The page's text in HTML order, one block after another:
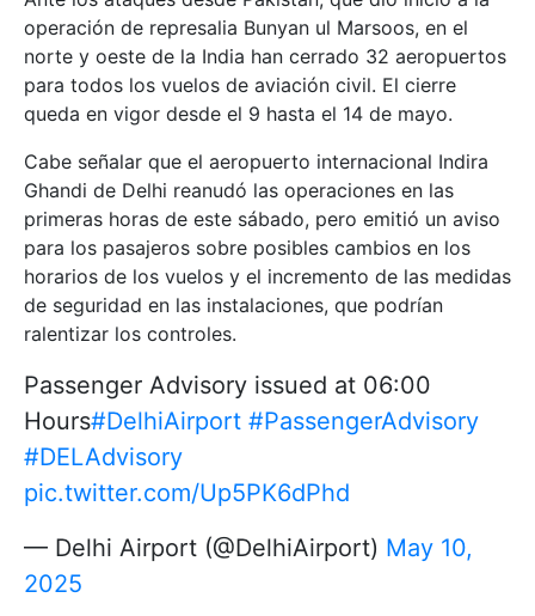
operación de represalia Bunyan ul Marsoos, en el
norte y oeste de la India han cerrado 32 aeropuertos
para todos los vuelos de aviación civil. El cierre
queda en vigor desde el 9 hasta el 14 de mayo.
Cabe señalar que el aeropuerto internacional Indira
Ghandi de Delhi reanudó las operaciones en las
primeras horas de este sábado, pero emitió un aviso
para los pasajeros sobre posibles cambios en los
horarios de los vuelos y el incremento de las medidas
de seguridad en las instalaciones, que podrían
ralentizar los controles.
Passenger Advisory issued at 06:00
Hours#DelhiAirport #PassengerAdvisory
#DELAdvisory
pic.twitter.com/Up5PK6dPhd
— Delhi Airport (@DelhiAirport) May 10,
2025